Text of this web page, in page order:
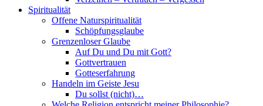
Spiritualität
Offene Naturspiritualität
Schöpfungsglaube
Grenzenloser Glaube
Auf Du und Du mit Gott?
Gottvertrauen
Gotteserfahrung
Handeln im Geiste Jesu
Du sollst (nicht)…